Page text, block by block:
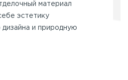
материал
эстетику
дизайна и природную